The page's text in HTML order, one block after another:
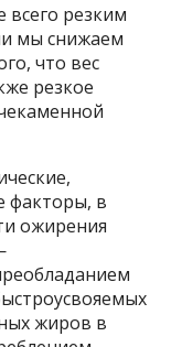
всего резким
мы снижаем
что вес
резкое
факторы, в
ожирения
жиров в